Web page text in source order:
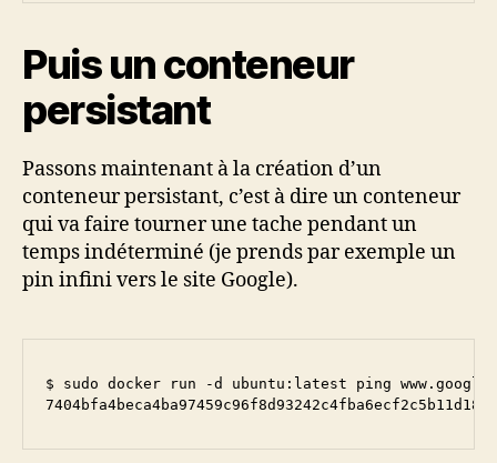
Puis un conteneur
persistant
Passons maintenant à la création d’un
conteneur persistant, c’est à dire un conteneur
qui va faire tourner une tache pendant un
temps indéterminé (je prends par exemple un
pin infini vers le site Google).
$ sudo docker run -d ubuntu:latest ping